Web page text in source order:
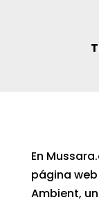
En
página
Ambient,